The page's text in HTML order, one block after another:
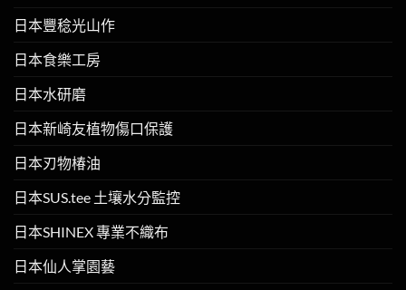
日本豐稔光山作
日本食樂工房
日本水研磨
日本新崎友植物傷口保護
日本刃物椿油
日本SUS.tee 土壤水分監控
日本SHINEX 專業不織布
日本仙人掌園藝